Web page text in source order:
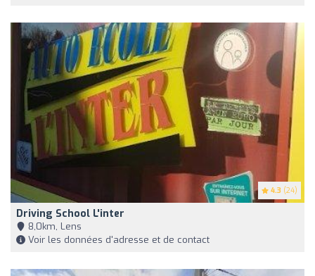
4.3 (24)
Driving School L'inter
8,0km, Lens
Voir les données d'adresse et de contact